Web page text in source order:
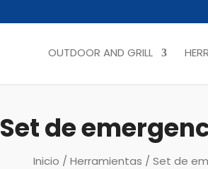
OUTDOOR AND GRILL
Set de
Inicio / Herramientas / Set de